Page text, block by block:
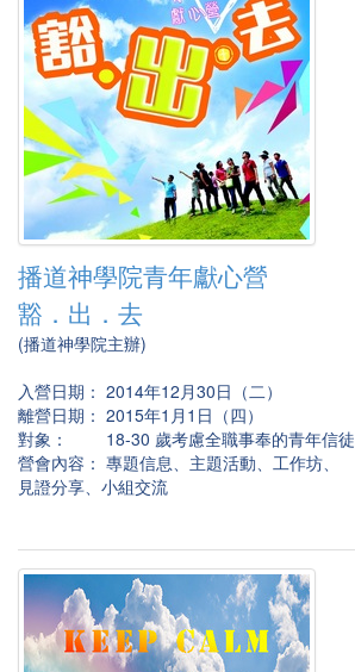
播道神學院青年獻心營
豁．出．去
(播道神學院主辦)
入營日期： 2014年12月30日（二）
離營日期： 2015年1月1日（四）
對象： 18-30 歲考慮全職事奉的青年信徒
營會內容： 專題信息、主題活動、工作坊、
見證分享、小組交流